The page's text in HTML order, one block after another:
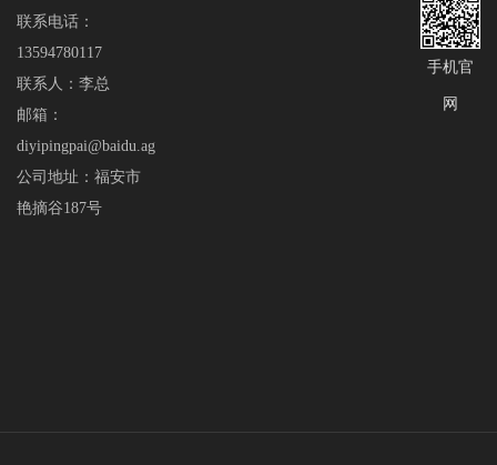
联系电话：
13594780117
联系人：李总
邮箱：
diyipingpai@baidu.ag
公司地址：福安市
艳摘谷187号
手机官
网